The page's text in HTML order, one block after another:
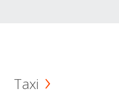
Taxi